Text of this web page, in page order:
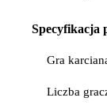
Specyfikacja
Gra
Liczba